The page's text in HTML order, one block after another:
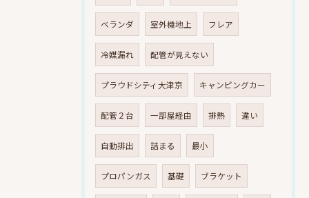
ベランダ 室外機地上 フレア
冷媒漏れ 配管が見えない
プラウドシティ大津京 キャンピングカー
配管２台 一部屋経由 排熱 違い
自動排出 詰まる 最小
プロパンガス 基礎 ブラケット